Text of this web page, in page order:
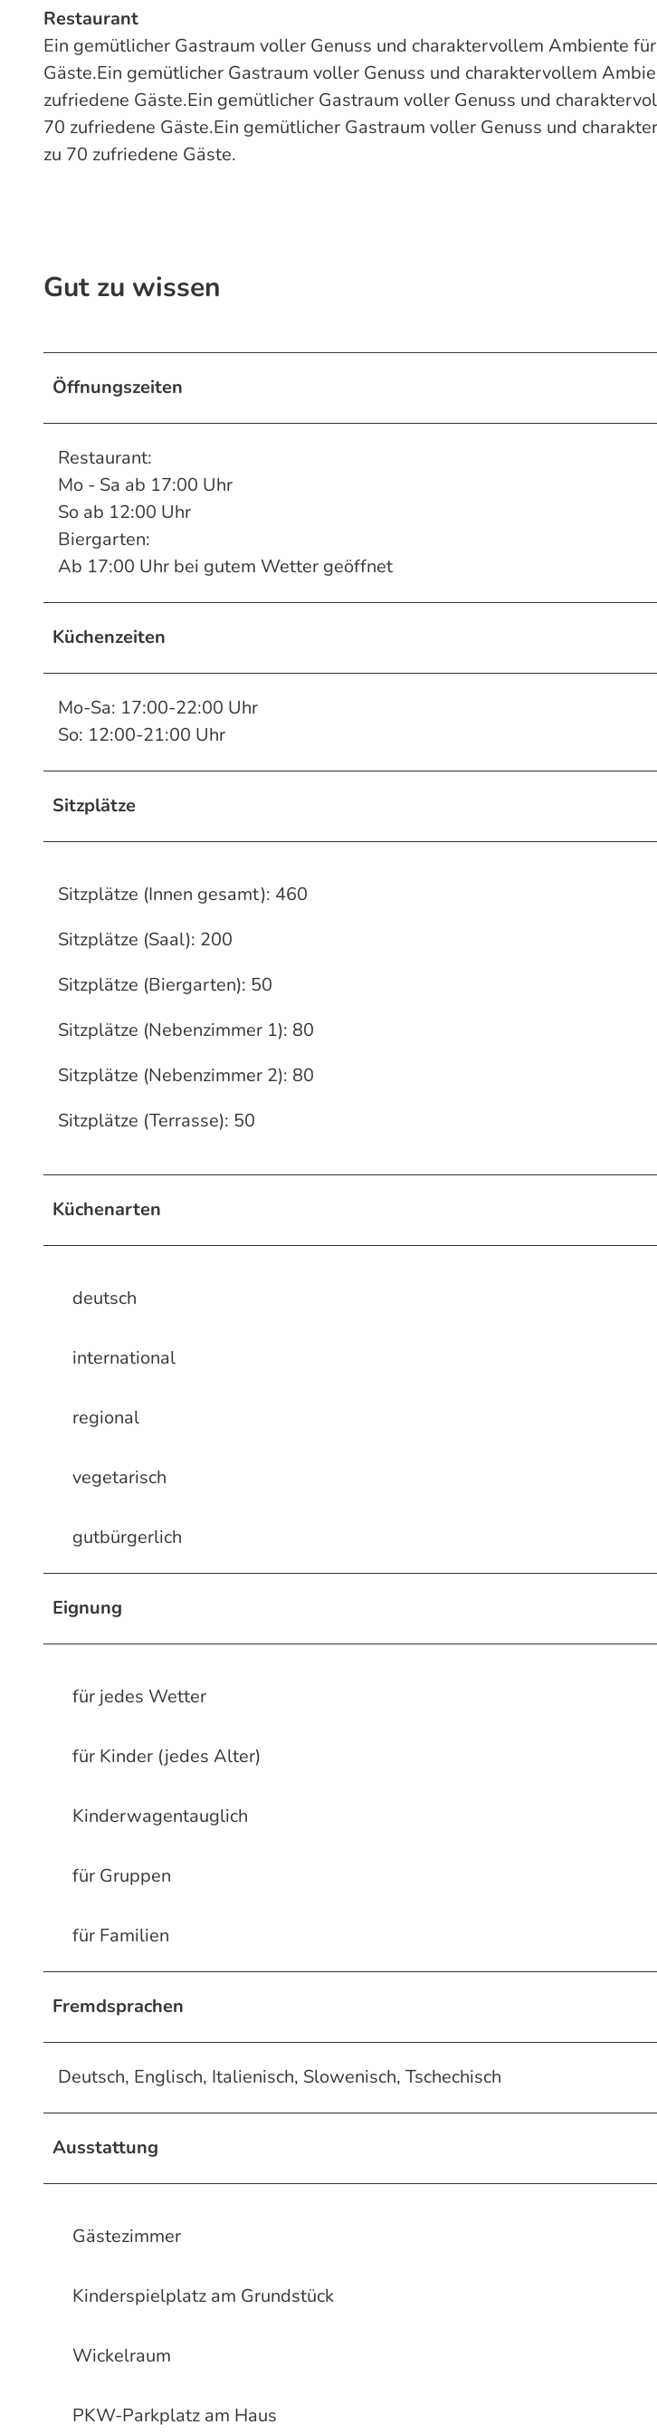
Restaurant
Ein gemütlicher Gastraum voller Genuss und charaktervollem Ambiente
Gäste.Ein gemütlicher Gastraum voller Genuss und charaktervollem
zufriedene Gäste.Ein gemütlicher Gastraum voller Genuss und
70 zufriedene Gäste.Ein gemütlicher Gastraum voller Genuss und
zu 70 zufriedene Gäste.
Gut zu wissen
Öffnungszeiten
Restaurant:
Mo - Sa ab 17:00 Uhr
So ab 12:00 Uhr
Biergarten:
Ab 17:00 Uhr bei gutem Wetter geöffnet
Küchenzeiten
Mo-Sa: 17:00-22:00 Uhr
So: 12:00-21:00 Uhr
Sitzplätze
Sitzplätze (Innen gesamt): 460
Sitzplätze (Saal): 200
Sitzplätze (Biergarten): 50
Sitzplätze (Nebenzimmer 1): 80
Sitzplätze (Nebenzimmer 2): 80
Sitzplätze (Terrasse): 50
Küchenarten
deutsch
international
regional
vegetarisch
gutbürgerlich
Eignung
für jedes Wetter
für Kinder (jedes Alter)
Kinderwagentauglich
für Gruppen
für Familien
Fremdsprachen
Deutsch, Englisch, Italienisch, Slowenisch, Tschechisch
Ausstattung
Gästezimmer
Kinderspielplatz am Grundstück
Wickelraum
PKW-Parkplatz am Haus